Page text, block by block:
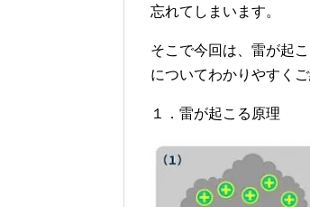
忘れてしまいます。
そこで今回は、雷が起
についてわかりやすく
１．雷が起こる原理